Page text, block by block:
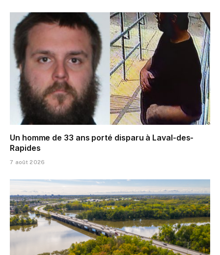
Un homme de 33 ans porté disparu à Laval-des-
Rapides
7 août 2026